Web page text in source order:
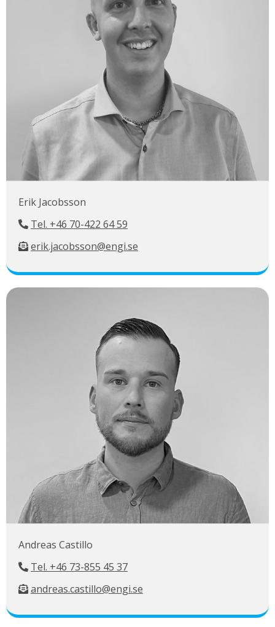
Erik Jacobsson
Tel. +46 70-422 64 59
erik.jacobsson@engi.se
Andreas Castillo
Tel. +46 73-855 45 37
andreas.castillo@engi.se